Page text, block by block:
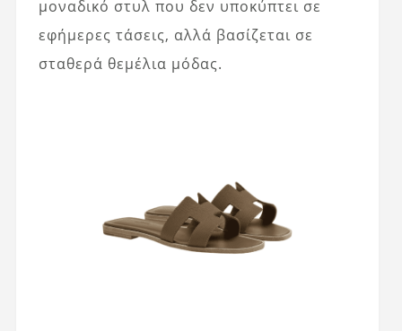
μοναδικό στυλ που δεν υποκύπτει σε
εφήμερες τάσεις, αλλά βασίζεται σε
σταθερά θεμέλια μόδας.